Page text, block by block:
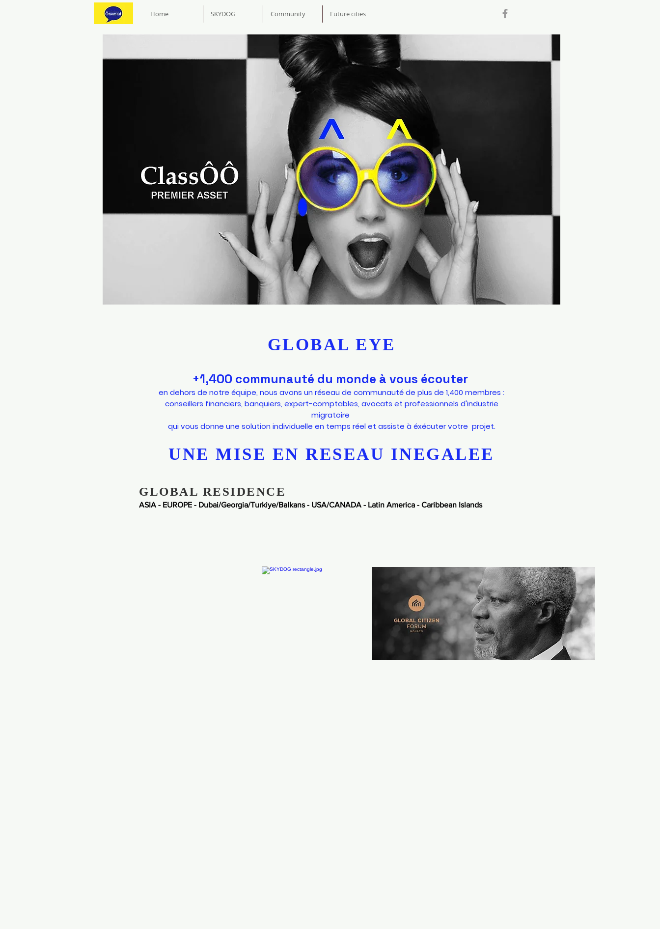
Home SKYDOG Community Future cities
GLOBAL EYE
+1,400 communauté du monde à vous écouter
en dehors de notre équipe, nous avons un réseau de communauté de plus de 1,400 membres :
conseillers financiers, banquiers, expert-comptables, avocats et professionnels d'industrie
migratoire
qui vous donne une solution individuelle en temps réel et assiste à éxécuter votre projet.
UNE MISE EN RESEAU INEGALEE
GLOBAL RESIDENCE
ASIA - EUROPE - Dubai/Georgia/Turkiye/Balkans - USA/CANADA - Latin America - Caribbean Islands